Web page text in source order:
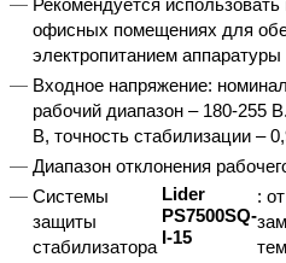
офисных помещениях для
электропитанием
Входное напряжение:
рабочий диапазон – 180-255
В, точность стабилизации –
Диапазон отклонения
Системы
защиты
стабилизатора
Lider
PS7500SQ-
I-15
: